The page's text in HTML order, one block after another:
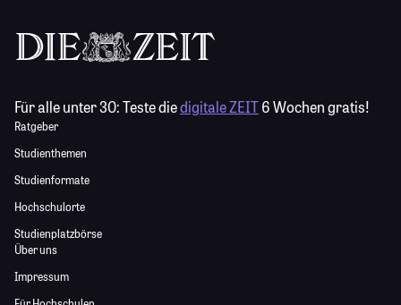
Für alle unter 30:Teste diedigitale ZEIT6 Wochen gratis!
Ratgeber
Studienthemen
Studienformate
Hochschulorte
Studienplatzbörse
Über uns
Impressum